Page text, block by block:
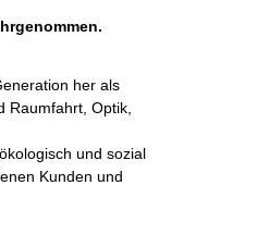
her als
Raumfahrt, Optik,
und sozial
Kunden und